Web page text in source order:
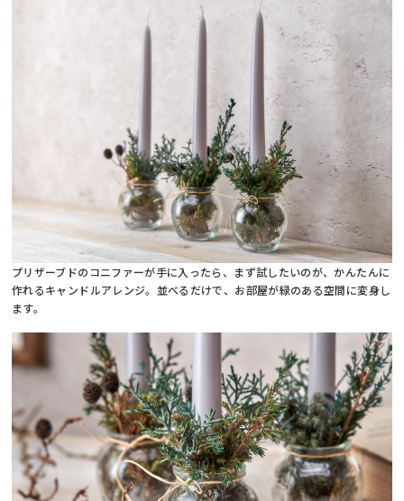
プリザーブドのコニファーが手に入ったら、まず試したいのが、かんたんに
作れるキャンドルアレンジ。並べるだけで、お部屋が緑のある空間に変身し
ます。